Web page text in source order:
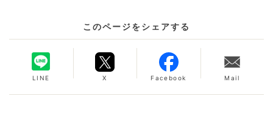
このページをシェアする
LINE X Facebook Mail